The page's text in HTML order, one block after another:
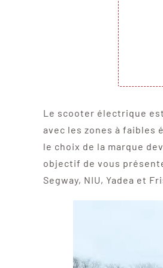
Scooter de livraison
Scooter petit prix
Le scooter électrique
avec les zones à faibles
le choix de la marque
objectif de vous
Segway, NIU, Yadea et